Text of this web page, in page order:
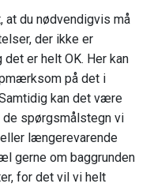
at du nødvendigvis må
der ikke er
er helt OK. Her kan
på det i
kan det være
spørgsmålstegn vi
længerevarende
gerne om baggrunden
for det vil vi helt